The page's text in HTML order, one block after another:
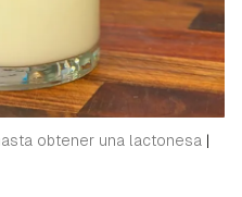
obtener una lactonesa |